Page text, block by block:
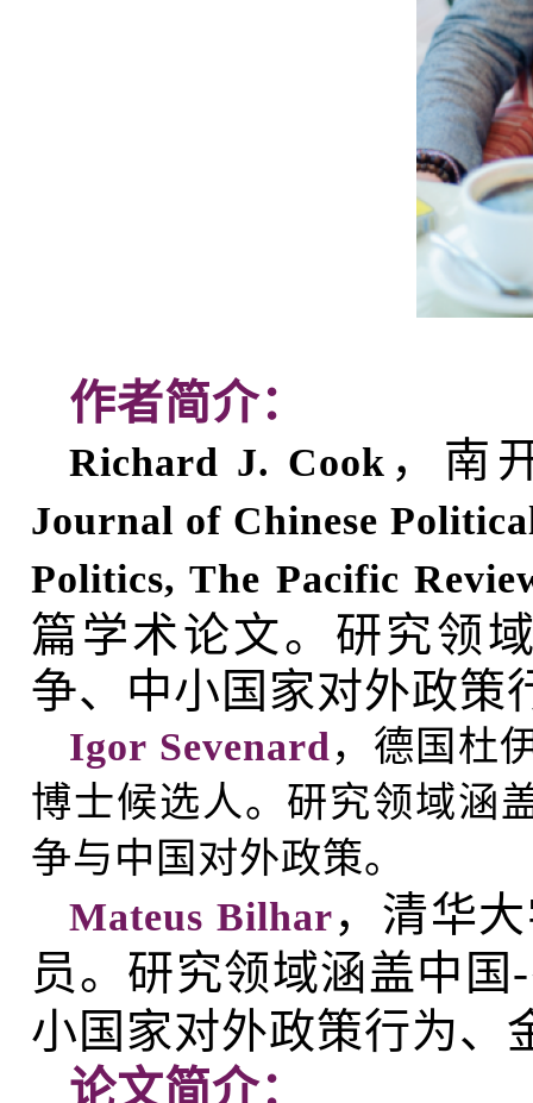
作者简介：
Richard J. Cook ，南
Journal of Chinese
Politics, The Pacific
篇学术论文。研究领
争、中小国家对外政策
Igor Sevenard，德国杜
博士候选人。研究领域涵
争与中国对外政策。
Mateus Bilhar，清华
员。研究领域涵盖中
小国家对外政策行为、
论文简介：